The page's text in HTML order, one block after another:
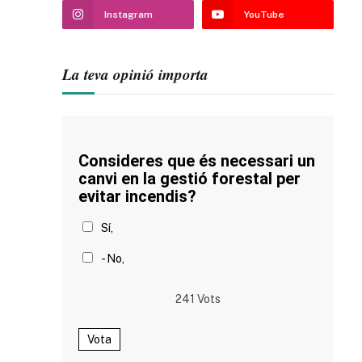
Instagram YouTube
La teva opinió importa
Consideres que és necessari un
canvi en la gestió forestal per
evitar incendis?
Sí,
- No,
241 Vots
Vota